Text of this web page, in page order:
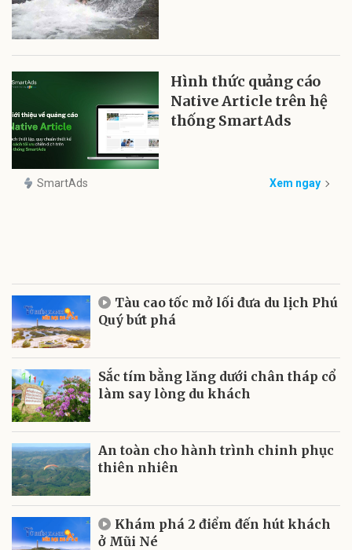
Hình thức quảng cáo
Native Article trên hệ
thống SmartAds
SmartAds Xem ngay
Tàu cao tốc mở lối đưa du lịch Phú
Quý bứt phá
Sắc tím bằng lăng dưới chân tháp cổ
làm say lòng du khách
An toàn cho hành trình chinh phục
thiên nhiên
Khám phá 2 điểm đến hút khách
ở Mũi Né